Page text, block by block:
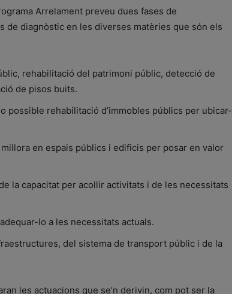
Arrelament preveu dues fases de
de diagnòstic en les diverses matèries que són els
rehabilitació del patrimoni públic, detecció de
de pisos buits.
possible rehabilitació d’immobles públics per ubicar-
millora en espais públics i edificis per posar en valor
la capacitat per acollir activitats i de les necessitats
lo a les necessitats actuals.
del sistema de transport públic i de la
les actuacions que se’n derivin, com pot ser la